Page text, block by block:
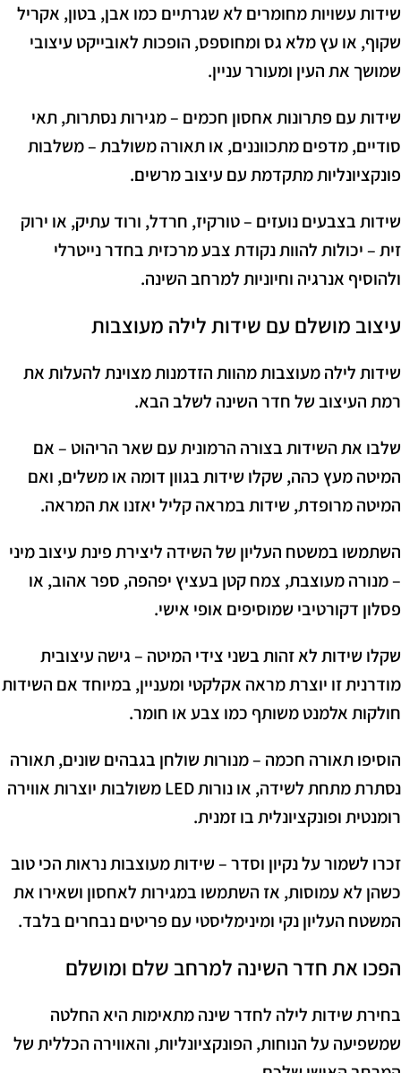
שידות עשויות מחומרים לא שגרתיים כמו אבן, בטון, אקריל
שקוף, או עץ מלא גס ומחוספס, הופכות לאובייקט עיצובי
שמושך את העין ומעורר עניין.
שידות עם פתרונות אחסון חכמים – מגירות נסתרות, תאי
סודיים, מדפים מתכווננים, או תאורה משולבת – משלבות
פונקציונליות מתקדמת עם עיצוב מרשים.
שידות בצבעים נועזים – טורקיז, חרדל, ורוד עתיק, או ירוק
זית – יכולות להוות נקודת צבע מרכזית בחדר נייטרלי
ולהוסיף אנרגיה וחיוניות למרחב השינה.
עיצוב מושלם עם שידות לילה מעוצבות
שידות לילה מעוצבות מהוות הזדמנות מצוינת להעלות את
רמת העיצוב של חדר השינה לשלב הבא.
שלבו את השידות בצורה הרמונית עם שאר הריהוט – אם
המיטה מעץ כהה, שקלו שידות בגוון דומה או משלים, ואם
המיטה מרופדת, שידות במראה קליל יאזנו את המראה.
השתמשו במשטח העליון של השידה ליצירת פינת עיצוב מיני
– מנורה מעוצבת, צמח קטן בעציץ יפהפה, ספר אהוב, או
פסלון דקורטיבי שמוסיפים אופי אישי.
שקלו שידות לא זהות בשני צידי המיטה – גישה עיצובית
מודרנית זו יוצרת מראה אקלקטי ומעניין, במיוחד אם השידות
חולקות אלמנט משותף כמו צבע או חומר.
הוסיפו תאורה חכמה – מנורות שולחן בגבהים שונים, תאורה
נסתרת מתחת לשידה, או נורות LED משולבות יוצרות אווירה
רומנטית ופונקציונלית בו זמנית.
זכרו לשמור על נקיון וסדר – שידות מעוצבות נראות הכי טוב
כשהן לא עמוסות, אז השתמשו במגירות לאחסון ושאירו את
המשטח העליון נקי ומינימליסטי עם פריטים נבחרים בלבד.
הפכו את חדר השינה למרחב שלם ומושלם
בחירת שידות לילה לחדר שינה מתאימות היא החלטה
שמשפיעה על הנוחות, הפונקציונליות, והאווירה הכללית של